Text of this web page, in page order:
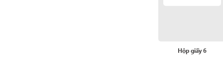
Hộp giấy 6